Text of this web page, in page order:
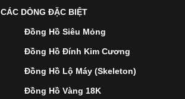
CÁC DÒNG ĐẶC BIỆT
Đồng Hồ Siêu Mỏng
Đồng Hồ Đính Kim Cương
Đồng Hồ Lộ Máy (Skeleton)
Đồng Hồ Vàng 18K